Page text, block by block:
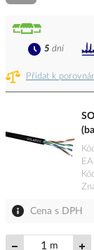
Přidat k
5 dní
Cena s DPH
m